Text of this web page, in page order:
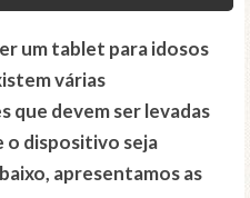
umtablet paraidosos
várias
devem ser levadas
o dispositivo seja
apresentamos as